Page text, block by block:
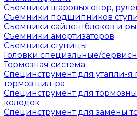
Съемники шаровых опор,
Съемники подшипников
Съемники сайлентблоков и
Съемники амортизаторов
Съемники ступицы
Головки специальные/
Тормозная система
Специнструмент для утапли-
тормоз.цил-ра
Специнструмент для
колодок
Специнструмент для замены